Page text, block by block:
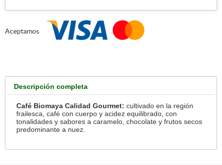
Aceptamos
Descripción completa
Café Biomaya Calidad Gourmet: cultivado en la región
frailesca, café con cuerpo y acidez equilibrado, con
tonalidades y sabores a caramelo, chocolate y frutos secos
predominante a nuez.